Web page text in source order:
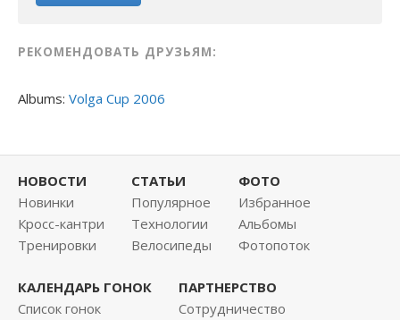
РЕКОМЕНДОВАТЬ ДРУЗЬЯМ:
Albums: Volga Cup 2006
НОВОСТИ
Новинки
Кросс-кантри
Тренировки
СТАТЬИ
Популярное
Технологии
Велосипеды
ФОТО
Избранное
Альбомы
Фотопоток
КАЛЕНДАРЬ ГОНОК
Список гонок
ПАРТНЕРСТВО
Сотрудничество